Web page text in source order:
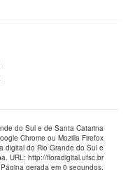
do Sul e de Santa Catarina
Chrome ou Mozilla Firefox
digital do Rio Grande do Sul e
URL: http://floradigital.ufsc.br
Página gerada em 0 segundos.